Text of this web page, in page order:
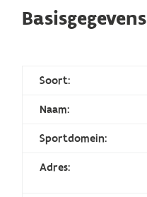
Basisgegevens
Soort:
Naam:
Sportdomein:
Adres: